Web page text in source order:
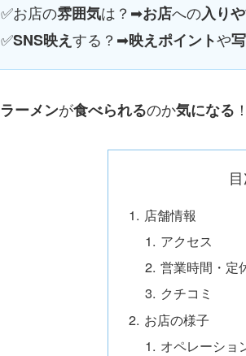
✅お店の雰囲気は？➡お店への入り
✅SNS映えする？➡映えポイントや
ラーメンが食べられるのか気になる
店舗情報
アクセス
営業時間・定
クチコミ
お店の様子
オペレーショ